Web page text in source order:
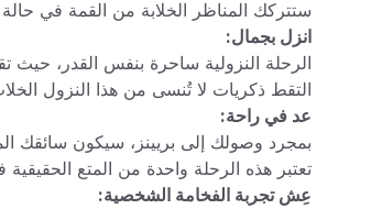
ستتركك المناظر الخلابة من القمة في
انزل بجمال:
الرحلة النزولية ساحرة بنفس القدر، حيث
التقط ذكريات لا تُنسى من هذا النزول
عد في راحة:
بمجرد وصولك إلى بريينز، سيكون سائقك
تعتبر هذه الرحلة واحدة من المتع
عِش تجربة الفخامة الشخصية: